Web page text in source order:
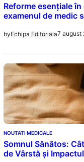
Reforme esențiale
examenul de medic
byEchipa Editoriala7 august
NOUTATI MEDICALE
Somnul Sănătos:
de Vârstă și